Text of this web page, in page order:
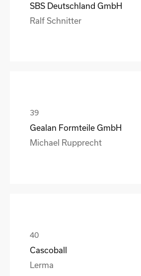
SBS Deutschland GmbH
Ralf Schnitter
Gealan Formteile GmbH
Michael Rupprecht
Cascoball
Lerma